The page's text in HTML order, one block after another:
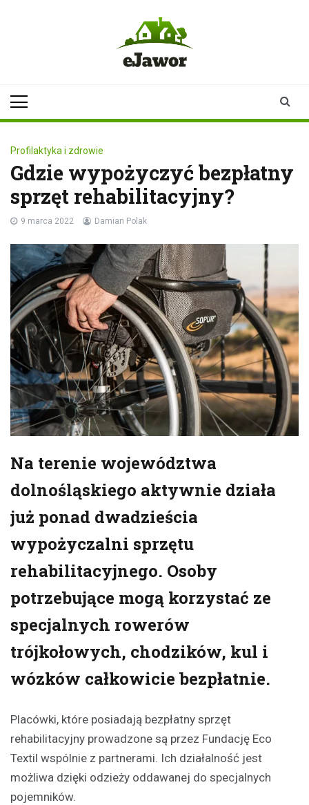
Profilaktyka i zdrowie
Gdzie wypożyczyć bezpłatny
sprzęt rehabilitacyjny?
9 marca 2022 Damian Polak
Na terenie województwa
dolnośląskiego aktywnie działa
już ponad dwadzieścia
wypożyczalni sprzętu
rehabilitacyjnego. Osoby
potrzebujące mogą korzystać ze
specjalnych rowerów
trójkołowych, chodzików, kul i
wózków całkowicie bezpłatnie.
Placówki, które posiadają bezpłatny sprzęt
rehabilitacyjny prowadzone są przez Fundację Eco
Textil wspólnie z partnerami. Ich działalność jest
możliwa dzięki odzieży oddawanej do specjalnych
pojemników.